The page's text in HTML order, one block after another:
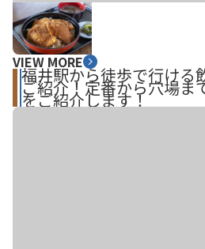
VIEW MORE
福井駅から徒歩で行ける
ご紹介！定番から穴場ま
をご紹介します！